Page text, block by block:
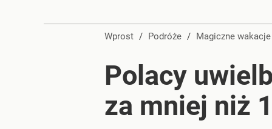
Wybierz to kąpielisko nad Bałtykiem. Woda ma
Wprost / Podróże / Magiczne wakacje
Polacy
za mniej niż